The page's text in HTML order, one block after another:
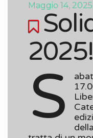
Maggio 14, 2025
2025!
S